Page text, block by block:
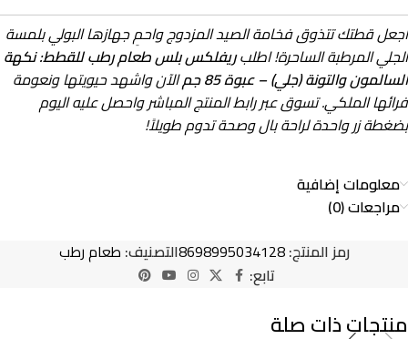
اجعل قطتك تتذوق فخامة الصيد المزدوج واحمِ جهازها البولي بلمسة
الجلي المرطبة الساحرة! اطلبريفلكس بلس طعام رطب للقطط: نكهة
السالمون والتونة (جلي) – عبوة 85 جم
الآن واشهد حيويتها ونعومة
فرائها الملكي. تسوق عبر رابط المنتج المباشر واحصل عليه اليوم
بضغطة زر واحدة لراحة بال وصحة تدوم طويلاً!
معلومات إضافية
مراجعات (0)
رمز المنتج:8698995034128التصنيف: طعام رطب
تابع:
منتجات ذات صلة